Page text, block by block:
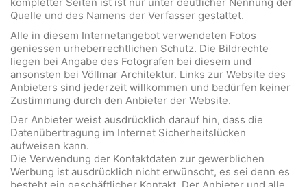
Quelle und des Namens der Verfasser gestattet.
Alle in diesem Internetangebot verwendeten Fotos
geniessen urheberrechtlichen Schutz. Die Bildrechte
liegen bei Angabe des Fotografen bei diesem und
ansonsten bei Völlmar Architektur. Links zur Website des
Anbieters sind jederzeit willkommen und bedürfen keiner
Zustimmung durch den Anbieter der Website.
Der Anbieter weist ausdrücklich darauf hin, dass die
Datenübertragung im Internet Sicherheitslücken
aufweisen kann.
Die Verwendung der Kontaktdaten zur gewerblichen
Werbung ist ausdrücklich nicht erwünscht, es sei denn es